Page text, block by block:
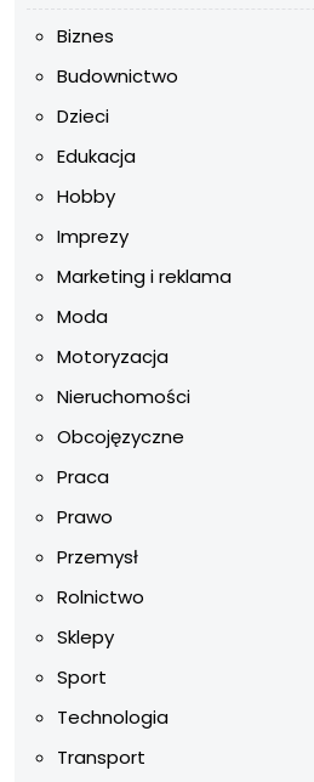
Biznes
Budownictwo
Dzieci
Edukacja
Hobby
Imprezy
Marketing i reklama
Moda
Motoryzacja
Nieruchomości
Obcojęzyczne
Praca
Prawo
Przemysł
Rolnictwo
Sklepy
Sport
Technologia
Transport